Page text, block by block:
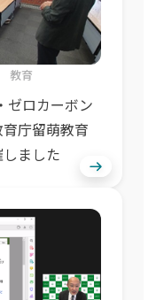
教育
ゼロカーボン
庁留萌教育
ました